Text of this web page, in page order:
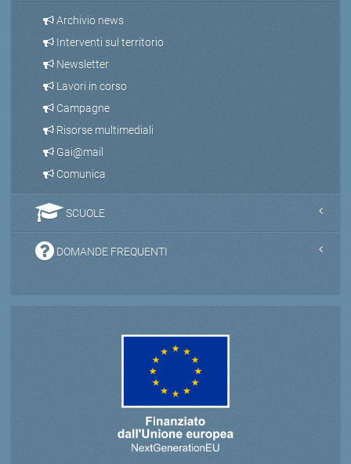
Archivio news
Interventi sul territorio
Newsletter
Lavori in corso
Campagne
Risorse multimediali
Gai@mail
Comunica
SCUOLE
DOMANDE FREQUENTI